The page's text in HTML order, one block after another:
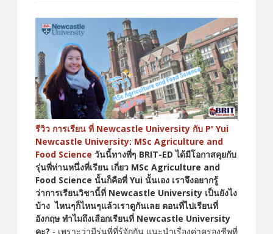
รีวิว การเรียน ที่ Newcastle University กับ P' Yui
Newcastle University: MSc Agriculture and
Food Science วันนี้ทางพี่ๆ BRIT-ED ได้มีโอกาสคุยกับ
รุ่นพี่ท่านหนึ่งที่เรียน เกี่ยว MSc Agriculture and
Food Science นั้นก็คือพี่ Yui นั้นเอง เราจึงอยากรู้
ว่าการเรียนวิชานี้ที่ Newcastle University เป็นยังไง
บ้าง ไหนๆก็ไหนๆแล้วเราดูกันเลย ตอนที่ไปเรียนที่
อังกฤษ ทำไมถึงเลือกเรียนที่ Newcastle University
คะ? - เพราะว่ามีรุ่นพี่ที่รู้จักกัน แนะนำเรื่องค่าครองชีพที่